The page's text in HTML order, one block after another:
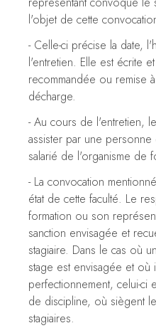
l'objet de cette
- Celle-ci précise la date,
l'entretien. Elle est écrite
recommandée ou remise
décharge.
- Au cours de l'entretien,
assister par une
salarié de l'organisme de
- La convocation
état de cette faculté. Le
formation ou son
sanction envisagée et
stagiaire. Dans le cas où
stage est envisagée et où
perfectionnement, celui-ci
de discipline, où siègent
stagiaires.